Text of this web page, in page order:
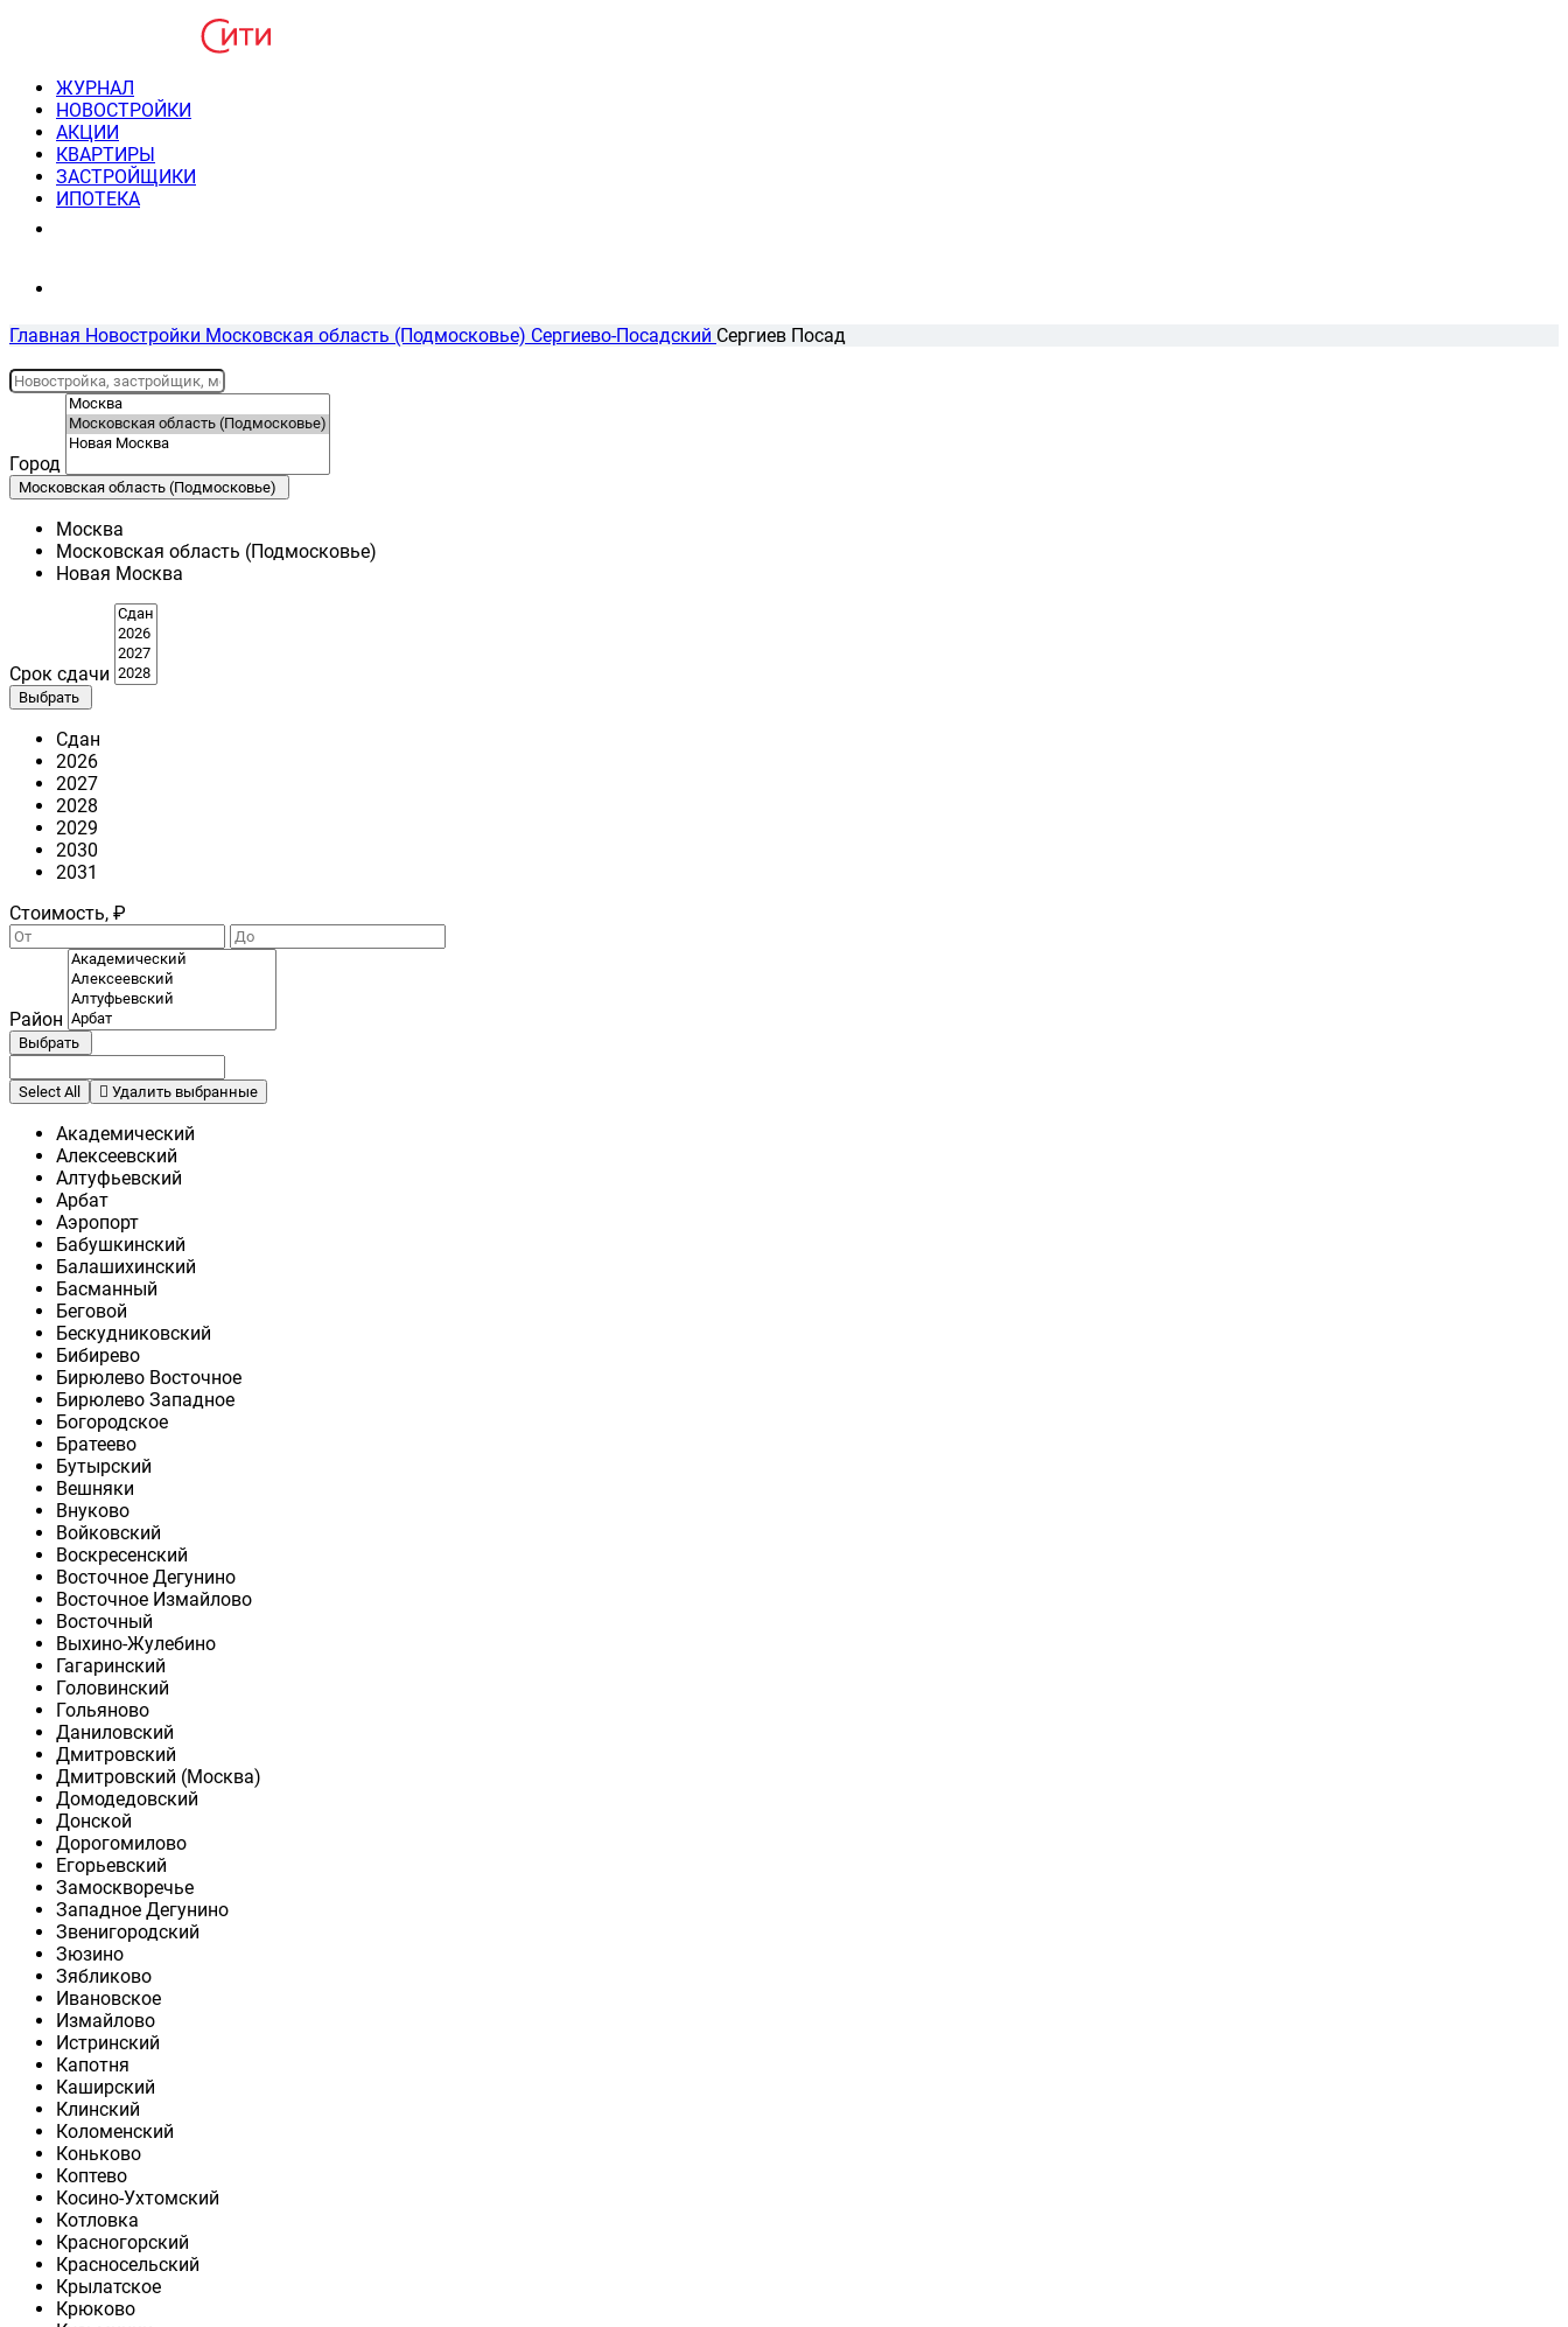
ЖУРНАЛ
НОВОСТРОЙКИ
АКЦИИ
КВАРТИРЫ
ЗАСТРОЙЩИКИ
ИПОТЕКА
Главная Новостройки Московская область (Подмосковье) Сергиево-Посадский Сергиев Посад
Город
Московская область (Подмосковье)
Москва
Московская область (Подмосковье)
Новая Москва
Срок сдачи
Выбрать
Сдан
2026
2027
2028
2029
2030
2031
Стоимость, ₽
Район
Выбрать
Select All Удалить выбранные
Академический
Алексеевский
Алтуфьевский
Арбат
Аэропорт
Бабушкинский
Балашихинский
Басманный
Беговой
Бескудниковский
Бибирево
Бирюлево Восточное
Бирюлево Западное
Богородское
Братеево
Бутырский
Вешняки
Внуково
Войковский
Воскресенский
Восточное Дегунино
Восточное Измайлово
Восточный
Выхино-Жулебино
Гагаринский
Головинский
Гольяново
Даниловский
Дмитровский
Дмитровский (Москва)
Домодедовский
Донской
Дорогомилово
Егорьевский
Замоскворечье
Западное Дегунино
Звенигородский
Зюзино
Зябликово
Ивановское
Измайлово
Истринский
Капотня
Каширский
Клинский
Коломенский
Коньково
Коптево
Косино-Ухтомский
Котловка
Красногорский
Красносельский
Крылатское
Крюково